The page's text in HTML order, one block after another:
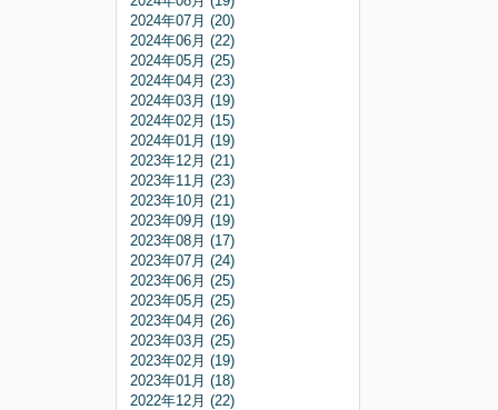
2024年07月 (20)
2024年06月 (22)
2024年05月 (25)
2024年04月 (23)
2024年03月 (19)
2024年02月 (15)
2024年01月 (19)
2023年12月 (21)
2023年11月 (23)
2023年10月 (21)
2023年09月 (19)
2023年08月 (17)
2023年07月 (24)
2023年06月 (25)
2023年05月 (25)
2023年04月 (26)
2023年03月 (25)
2023年02月 (19)
2023年01月 (18)
2022年12月 (22)